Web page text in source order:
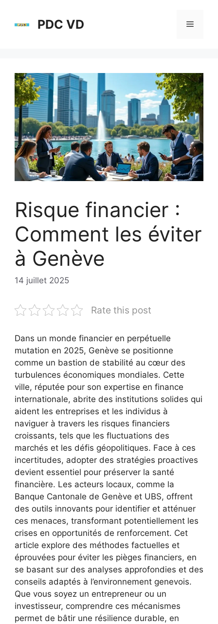
PDC VD Menu
Risque financier :
Comment les éviter
à Genève
14 juillet 2025
Rate this post
Dans un monde financier en perpétuelle
mutation en 2025, Genève se positionne
comme un bastion de stabilité au cœur des
turbulences économiques mondiales. Cette
ville, réputée pour son expertise en finance
internationale, abrite des institutions solides qui
aident les entreprises et les individus à
naviguer à travers les risques financiers
croissants, tels que les fluctuations des
marchés et les défis géopolitiques. Face à ces
incertitudes, adopter des stratégies proactives
devient essentiel pour préserver la santé
financière. Les acteurs locaux, comme la
Banque Cantonale de Genève et UBS, offrent
des outils innovants pour identifier et atténuer
ces menaces, transformant potentiellement les
crises en opportunités de renforcement. Cet
article explore des méthodes factuelles et
éprouvées pour éviter les pièges financiers, en
se basant sur des analyses approfondies et des
conseils adaptés à l’environnement genevois.
Que vous soyez un entrepreneur ou un
investisseur, comprendre ces mécanismes
permet de bâtir une résilience durable, en